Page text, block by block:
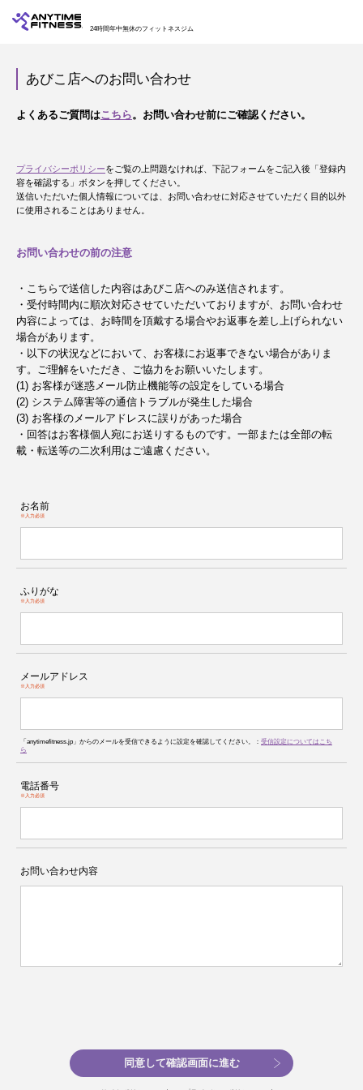
24時間年中無休のフィットネスジム
あびこ店へのお問い合わせ
よくあるご質問はこちら。お問い合わせ前にご確認ください。
プライバシーポリシーをご覧の上問題なければ、下記フォームをご記入後「登録内
容を確認する」ボタンを押してください。
送信いただいた個人情報については、お問い合わせに対応させていただく目的以外
に使用されることはありません。
お問い合わせの前の注意
・こちらで送信した内容はあびこ店へのみ送信されます。
・受付時間内に順次対応させていただいておりますが、お問い合わせ
内容によっては、お時間を頂戴する場合やお返事を差し上げられない
場合があります。
・以下の状況などにおいて、お客様にお返事できない場合がありま
す。ご理解をいただき、ご協力をお願いいたします。
(1) お客様が迷惑メール防止機能等の設定をしている場合
(2) システム障害等の通信トラブルが発生した場合
(3) お客様のメールアドレスに誤りがあった場合
・回答はお客様個人宛にお送りするものです。一部または全部の転
載・転送等の二次利用はご遠慮ください。
お名前
※入力必須
ふりがな
※入力必須
メールアドレス
※入力必須
「anytimefitness.jp」からのメールを受信できるように設定を確認してください。： 受信設定についてはこち
ら
電話番号
※入力必須
お問い合わせ内容